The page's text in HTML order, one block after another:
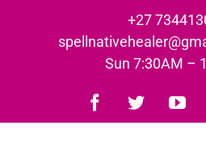
+27
Sun 7:30AM –
Facebook
Twitter